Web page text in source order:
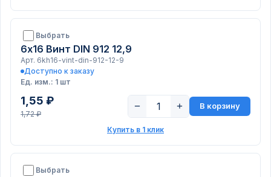
Выбрать
6х16 Винт DIN 912 12,9
Арт. 6kh16-vint-din-912-12-9
Доступно к заказу
Ед. изм.: 1 шт
1,55 ₽
1,72 ₽
− + В корзину
Купить в 1 клик
Выбрать